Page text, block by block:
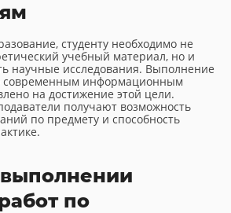
студенту необходимо не
учебный материал, но и
научные исследования. Выполнение
современным информационным
на достижение этой цели.
получают возможность
по предмету и способность
по